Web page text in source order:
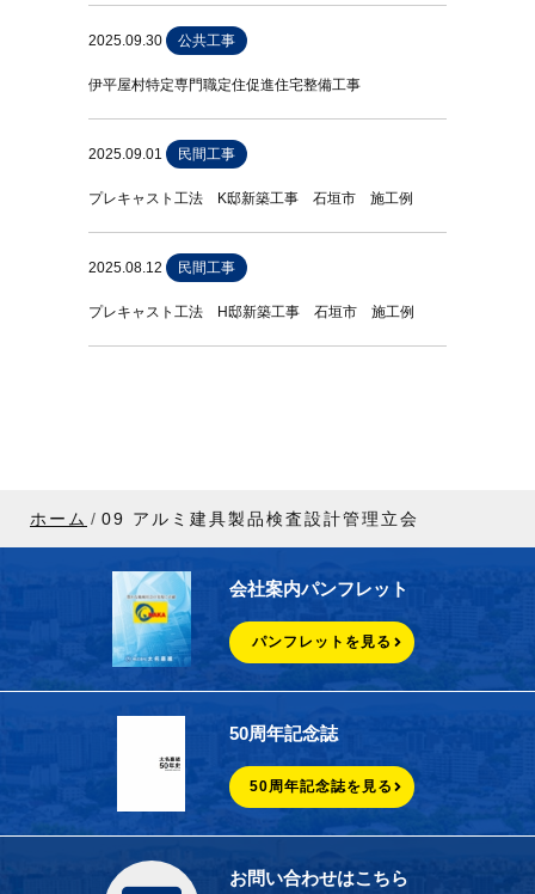
2025.09.30 公共工事
伊平屋村特定専門職定住促進住宅整備工事
2025.09.01 民間工事
プレキャスト工法 K邸新築工事 石垣市 施工例
2025.08.12 民間工事
プレキャスト工法 H邸新築工事 石垣市 施工例
ホーム 09 アルミ建具製品検査設計管理立会
会社案内パンフレット
パンフレットを見る
50周年記念誌
50周年記念誌を見る
お問い合わせはこちら